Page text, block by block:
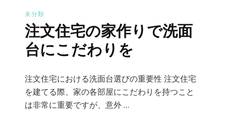
未分類
注文住宅の家作りで洗面
台にこだわりを
注文住宅における洗面台選びの重要性 注文住宅
を建てる際、家の各部屋にこだわりを持つこと
は非常に重要ですが、意外 …